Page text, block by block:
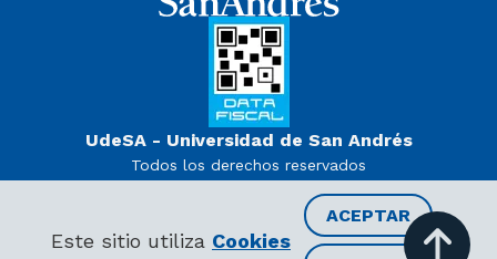
Este sitio utiliza Cookies
ACEPTAR
UdeSA - Universidad de San Andrés
Todos los derechos reservados
Decreto PEN 978/07